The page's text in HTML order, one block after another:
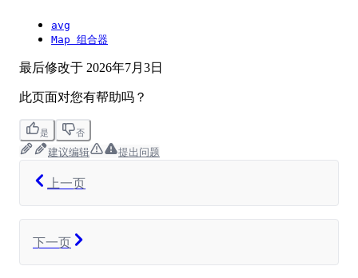
avg
Map 组合器
最后修改于 2026年7月3日
此页面对您有帮助吗？
是 否
建议编辑 提出问题
上一页
下一页